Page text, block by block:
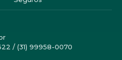
/ (31) 99958-0070